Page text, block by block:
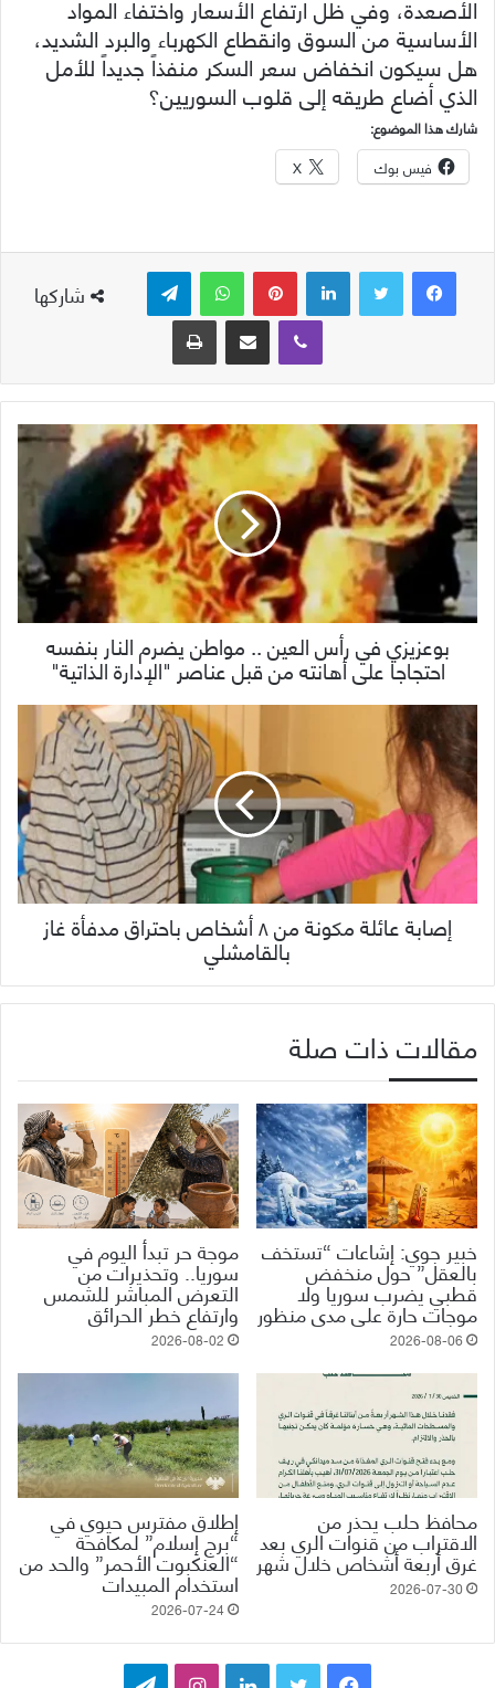
الأصعدة، وفي ظل ارتفاع الأسعار واختفاء المواد
الأساسية من السوق وانقطاع الكهرباء والبرد الشديد،
هل سيكون انخفاض سعر السكر منفذاً جديداً للأمل
الذي أضاع طريقه إلى قلوب السوريين؟
شارك هذا الموضوع:
فيس بوك X
شاركها
لينكدإن بينتيريست واتساب
ڤايبر
مشاركة عبر البريد طباعة
بوعزيزي في رأس العين .. مواطن يضرم النار بنفسه
احتجاجا على أهانته من قبل عناصر "الإدارة الذاتية"
إصابة عائلة مكونة من ٨ أشخاص باحتراق مدفأة غاز
بالقامشلي
مقالات ذات صلة
خبير جوي: إشاعات “تستخف
بالعقل” حول منخفض
قطبي يضرب سوريا ولا
موجات حارة على مدى منظور
2026-08-06
موجة حر تبدأ اليوم في
سوريا.. وتحذيرات من
التعرض المباشر للشمس
وارتفاع خطر الحرائق
2026-08-02
محافظ حلب يحذر من
الاقتراب من قنوات الري بعد
غرق أربعة أشخاص خلال شهر
2026-07-30
إطلاق مفترس حيوي في
“برج إسلام” لمكافحة
“العنكبوت الأحمر” والحد من
استخدام المبيدات
2026-07-24